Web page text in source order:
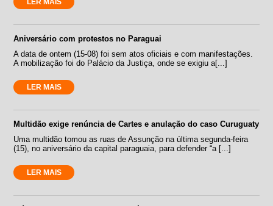
Aniversário com protestos no Paraguai
A data de ontem (15-08) foi sem atos oficiais e com manifestações.
A mobilização foi do Palácio da Justiça, onde se exigiu a[...]
LER MAIS
Multidão exige renúncia de Cartes e anulação do caso Curuguaty
Uma multidão tomou as ruas de Assunção na última segunda-feira
(15), no aniversário da capital paraguaia, para defender “a [...]
LER MAIS